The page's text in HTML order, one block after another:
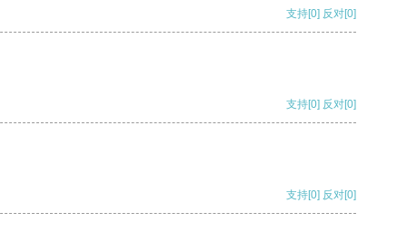
支持[0] 反对[0]
支持[0] 反对[0]
支持[0] 反对[0]